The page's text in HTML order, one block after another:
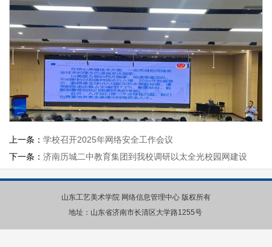
上一条： 学校召开2025年网络安全工作会议
下一条： 济南历城二中教育集团到我校调研以太全光校园网建设
山东工艺美术学院 网络信息管理中心 版权所有
地址：山东省济南市长清区大学路1255号